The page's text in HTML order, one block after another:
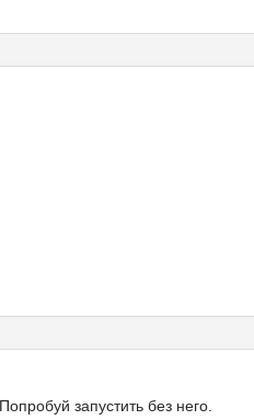
запустить без него.